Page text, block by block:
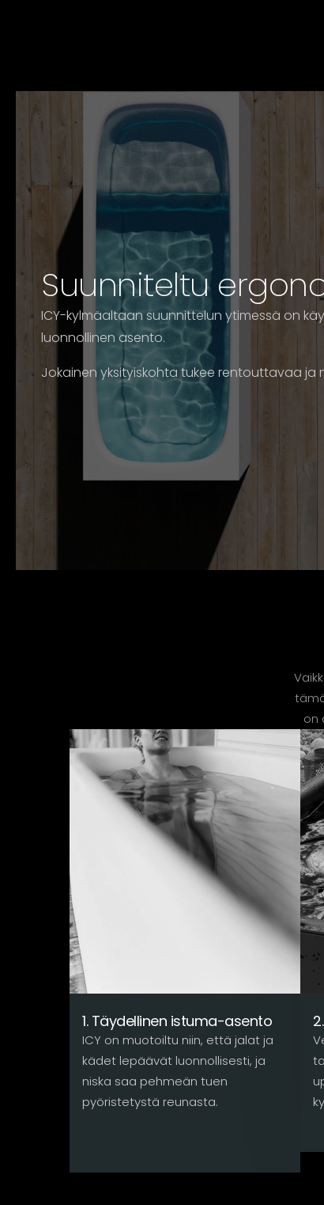
Suunniteltu
ICY-kylmäaltaan suunnittelun ytimessä on
luonnollinen asento.
Jokainen yksityiskohta tukee rentouttavaa ja
on
1. Täydellinen istuma-asento
ICY on muotoiltu niin, että jalat ja
kädet lepäävät luonnollisesti, ja
niska saa pehmeän tuen
pyöristetystä reunasta.